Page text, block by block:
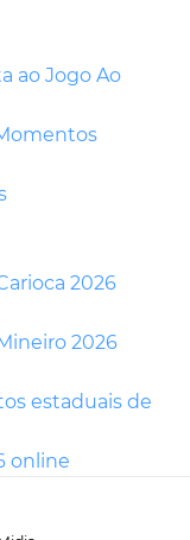
ao Jogo Ao
2026
2026
estaduais de
online